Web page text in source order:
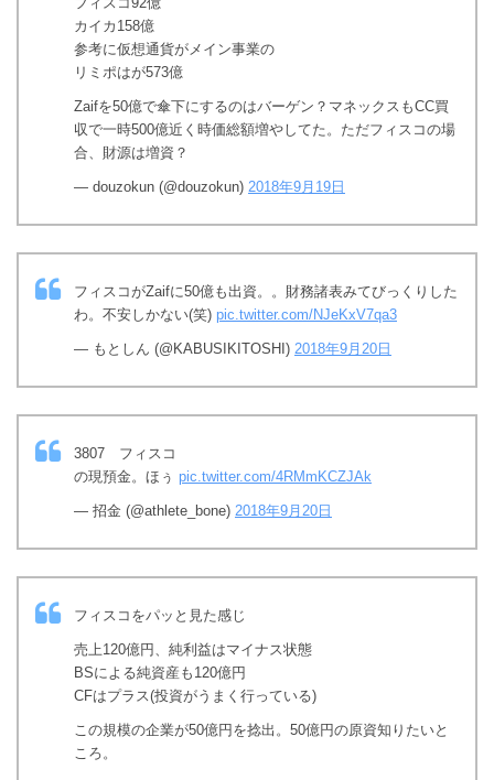
カイカ158億
参考に仮想通貨がメイン事業の
リミポはが573億
Zaifを50億で傘下にするのはバーゲン？マネックスもCC買
収で一時500億近く時価総額増やしてた。ただフィスコの場
合、財源は増資？
— douzokun (@douzokun) 2018年9月19日
フィスコがZaifに50億も出資。。財務諸表みてびっくりした
わ。不安しかない(笑) pic.twitter.com/NJeKxV7qa3
— もとしん (@KABUSIKITOSHI) 2018年9月20日
3807 フィスコ
の現預金。ほぅ pic.twitter.com/4RMmKCZJAk
— 招金 (@athlete_bone) 2018年9月20日
フィスコをパッと見た感じ
売上120億円、純利益はマイナス状態
BSによる純資産も120億円
CFはプラス(投資がうまく行っている)
この規模の企業が50億円を捻出。50億円の原資知りたいと
ころ。